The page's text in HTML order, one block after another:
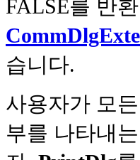
FALSE를 반
습니다.
사용자가 모
부를 나타내